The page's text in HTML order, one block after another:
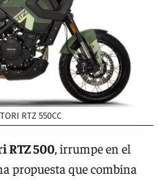
RTZ 550CC
RTZ 500, irrumpe en el
propuesta que combina